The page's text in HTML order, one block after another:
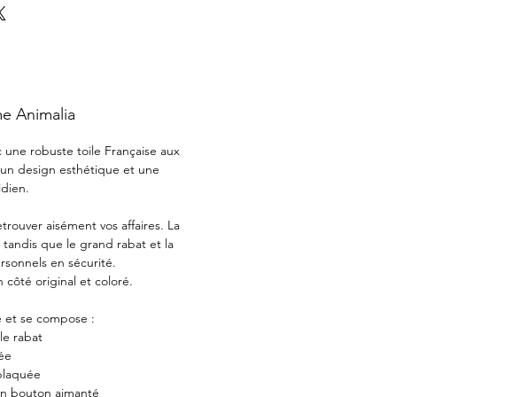
Animalia
robuste toile Française aux
design esthétique et une
aisément vos affaires. La
que le grand rabat et la
en sécurité.
côté original et coloré.
se compose :
rabat
bouton aimanté